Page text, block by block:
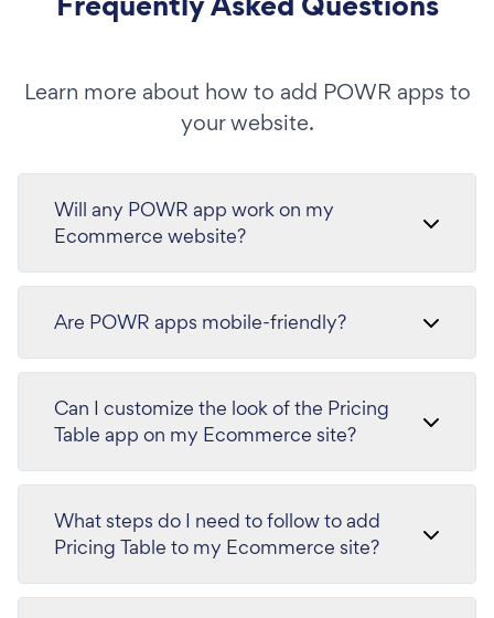
Learn more about how to add POWR apps to
your website.
Will any POWR app work on my
Ecommerce website?
Are POWR apps mobile-friendly?
Can I customize the look of the Pricing
Table app on my Ecommerce site?
What steps do I need to follow to add
Pricing Table to my Ecommerce site?